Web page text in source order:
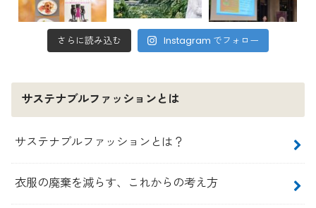
さらに読み込む Instagram でフォロー
サステナブルファッションとは
サステナブルファッションとは？
衣服の廃棄を減らす、これからの考え方